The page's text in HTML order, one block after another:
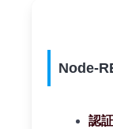
Node-
認